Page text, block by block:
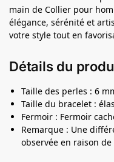
main de Collier pour
élégance, sérénité et
votre style tout en
Détails du
Taille des perles : 6
Taille du bracelet :
Fermoir : Fermoir
Remarque : Une
observée en raison